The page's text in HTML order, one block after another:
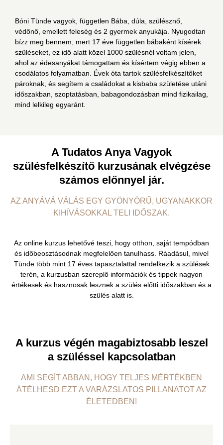
Bóni Tünde vagyok, független Bába, dúla, szülésznő,
védőnő, emellett feleség és 2 gyermek anyukája. Nyugodtan
bízz meg bennem, mert 17 éve független bábaként kísérek
szüléseket, ez idő alatt közel 1000 szülésnél voltam jelen,
ahol az édesanyákat támogattam és kísértem végig ebben a
csodálatos folyamatban. Évek óta tartok szülésfelkészítőket
pároknak, és segítem a családokat a kisbaba születése utáni
időszakban, szoptatásban, babagondozásban mind fizikailag,
mind lelkileg egyaránt.
A Tudatos Anya Vagyok
szülésfelkészítő kurzusának elvégzése
számos előnnyel jár.
AZ ANYÁVÁ VÁLÁS EGY GYÖNYÖRŰ, UGYANAKKOR
KIHÍVÁSOKKAL TELI IDŐSZAK.
Az online kurzus lehetővé teszi, hogy otthon, saját tempódban
és időbeosztásodnak megfelelően tanulhass. Ráadásul, mivel
Tünde több mint 17 éves tapasztalattal rendelkezik a szülések
terén, a kurzusban szereplő információk és tippek nagyon
értékesek és hasznosak lesznek a szülés előtti időszakban és a
szülés alatt is.
A kurzus végén magabiztosabb leszel
a szüléssel kapcsolatban
AMI SEGÍT ABBAN, HOGY TELJES MÉRTÉKBEN
ÁTÉLHESD EZT A VARÁZSLATOS PILLANATOT AZ
ÉLETEDBEN!